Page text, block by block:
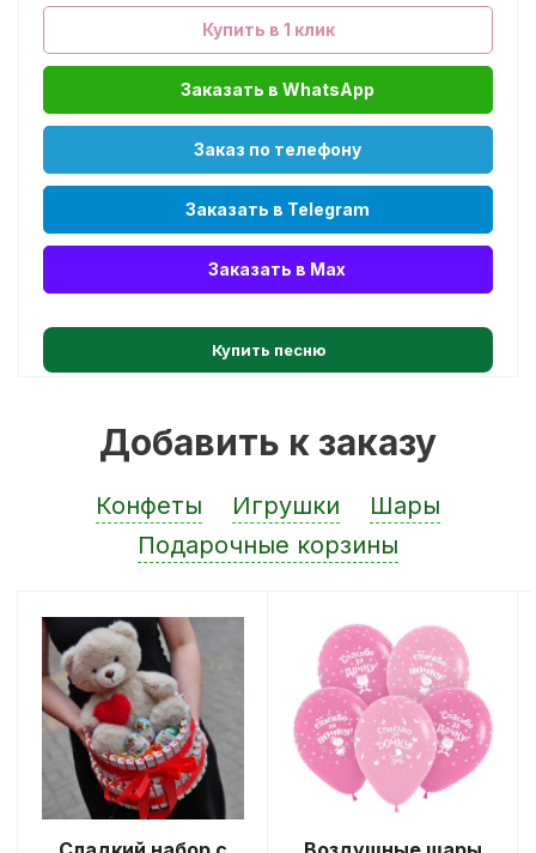
Купить в 1 клик
Заказать в WhatsApp
Заказ по телефону
Заказать в Telegram
Заказать в Max
Купить песню
Добавить к заказу
Конфеты Игрушки
Шары
Подарочные корзины